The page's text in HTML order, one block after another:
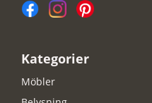
Kategorier
Möbler